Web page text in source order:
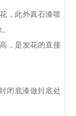
，此外真石漆喷
，是发花的直接
闭底漆做封底处